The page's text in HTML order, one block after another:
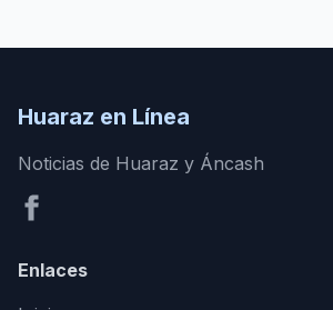
Huaraz en Línea
Noticias de Huaraz y Áncash
Enlaces